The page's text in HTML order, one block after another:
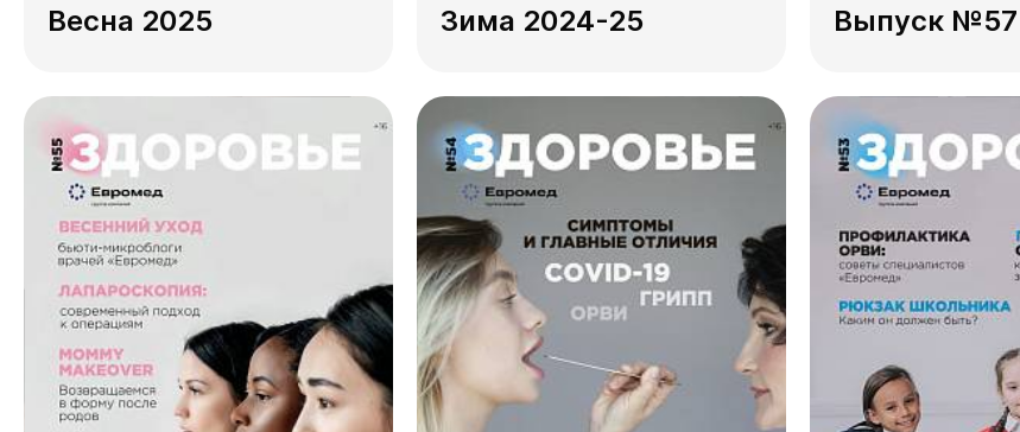
Весна 2025 Зима 2024-25 Выпуск №57